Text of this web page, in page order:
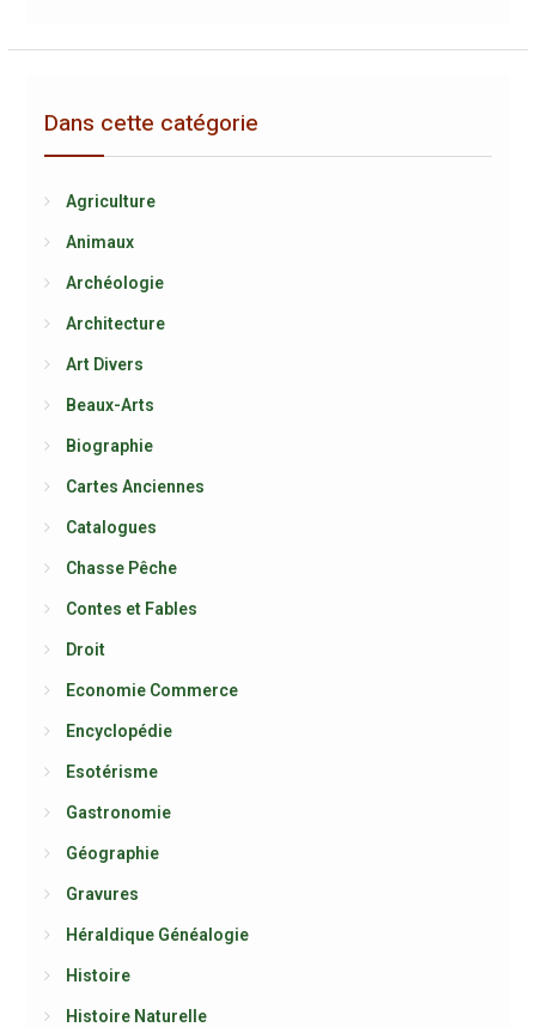
Dans cette catégorie
Agriculture
Animaux
Archéologie
Architecture
Art Divers
Beaux-Arts
Biographie
Cartes Anciennes
Catalogues
Chasse Pêche
Contes et Fables
Droit
Economie Commerce
Encyclopédie
Esotérisme
Gastronomie
Géographie
Gravures
Héraldique Généalogie
Histoire
Histoire Naturelle